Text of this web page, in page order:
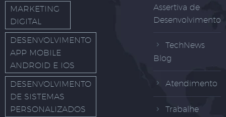
MARKETING
DIGITAL
DESENVOLVIMENTO
APP MOBILE
ANDROID E IOS
DESENVOLVIMENTO
DE SISTEMAS
PERSONALIZADOS
Assertiva de
Desenvolvimento
TechNews
Blog
Atendimento
Trabalhe